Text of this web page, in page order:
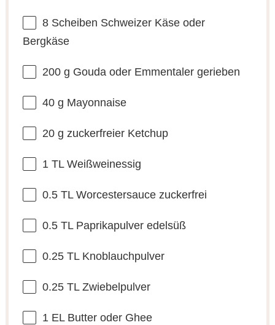
8Scheiben Schweizer Käse oder
Bergkäse
200 g Gouda oder Emmentaler gerieben
40 g Mayonnaise
20 g zuckerfreier Ketchup
1TL Weißweinessig
0.5TL Worcestersauce zuckerfrei
0.5TL Paprikapulver edelsüß
0.25TL Knoblauchpulver
0.25TL Zwiebelpulver
1EL Butter oder Ghee